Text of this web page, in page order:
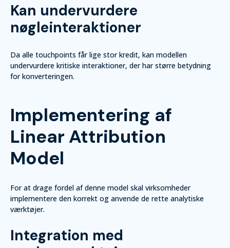
Kan undervurdere
nøgleinteraktioner
Da alle touchpoints får lige stor kredit, kan modellen
undervurdere kritiske interaktioner, der har større betydning
for konverteringen.
Implementering af
Linear Attribution
Model
For at drage fordel af denne model skal virksomheder
implementere den korrekt og anvende de rette analytiske
værktøjer.
Integration med